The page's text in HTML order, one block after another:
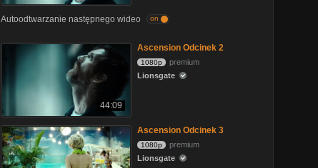
Autoodtwarzanie następnego wideo on
44:09
Ascension Odcinek 2
1080p
premium
Lionsgate
Ascension Odcinek 3
1080p
premium
Lionsgate